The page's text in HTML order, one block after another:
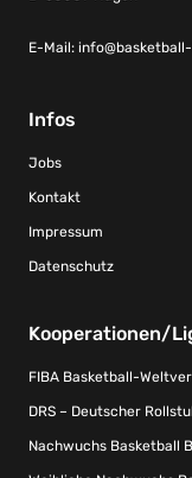
E-Mail:
Infos
Jobs
Kontakt
Impressum
Datenschutz
Kooperationen/
FIBA Basketball-
DRS – Deutscher
Nachwuchs Basketball